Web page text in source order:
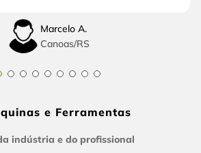
Marcelo A.
Canoas/RS
e Ferramentas
indústria e do profissional